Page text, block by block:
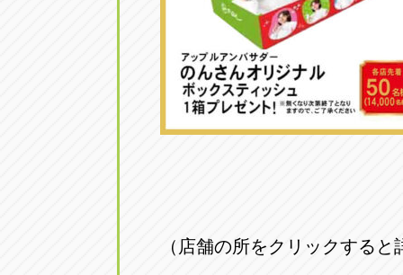
（店舗の所をクリックする